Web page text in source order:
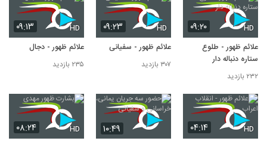
۰۹:۲۰ HD
علائم ظهور - طلوع
ستاره دنباله دار
۲۳۲ بازدید
۰۹:۲۳ HD
علائم ظهور - سفیانی
۳۰۷ بازدید
۰۹:۱۳ HD
علائم ظهور - دجال
۲۳۵ بازدید
۰۴:۱۴ HD ۱۰:۴۹ ۰۸:۲۴ HD